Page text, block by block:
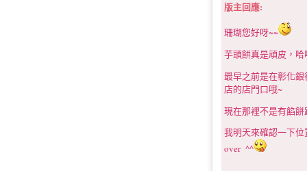
版主回應:
珊瑚您好呀~~
芋頭餅真是頑皮，哈
最早之前是在彰化
店的店門口哦~
現在那裡不是有餡
我明天來確認一下
over ^^